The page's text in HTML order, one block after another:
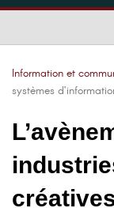
Information et
systèmes